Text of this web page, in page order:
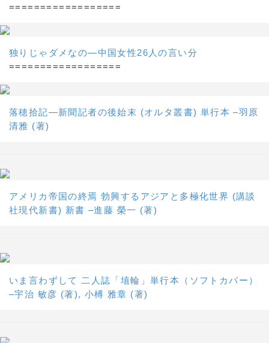
==================
独りじゃダメなの―中国女性26人の言い分
==================
落穂拾記―新聞記者の後始末 (オルタ叢書) 単行本 –羽原
清雅 (著)
アメリカ帝国の終焉 勃興するアジアと多極化世界 (講談
社現代新書) 新書 –進藤 榮一 (著)
いま言わずして 二人誌「埴輪」単行本（ソフトカバー）
–宇治 敏彦 (著), 小榑 雅章 (著)